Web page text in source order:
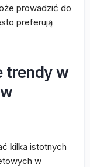
prowadzić do
preferują
trendy w
kilka istotnych
w